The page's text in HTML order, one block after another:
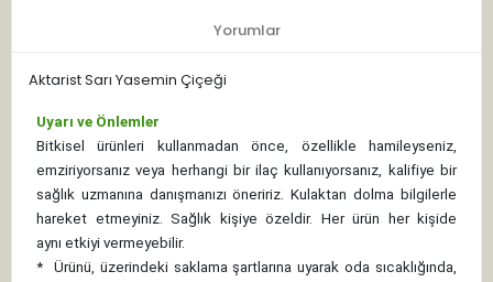
Yorumlar
Aktarist Sarı Yasemin Çiçeği
Uyarı ve Önlemler
Bitkisel ürünleri kullanmadan önce, özellikle hamileyseniz,
emziriyorsanız veya herhangi bir ilaç kullanıyorsanız, kalifiye bir
sağlık uzmanına danışmanızı öneririz. Kulaktan dolma bilgilerle
hareket etmeyiniz. Sağlık kişiye özeldir. Her ürün her kişide
aynı etkiyi vermeyebilir.
*
Ürünü, üzerindeki saklama şartlarına uyarak oda sıcaklığında,